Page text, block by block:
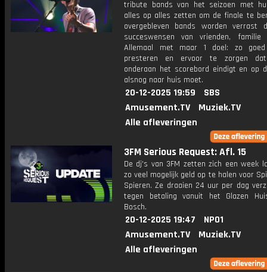
tribute bands van het seizoen met
alles op alles zetten om de finale te
overgebleven bands worden verrast
succeswensen van vrienden,
Allemaal met maar 1 doel: zo goed
presteren en ervoor te zorgen
onderaan het scorebord eindigt en op
alsnog naar huis moet.
20-12-2025 19:59
SBS
Amusement.TV
Muziek.TV
Alle afleveringen
3FM Serious Request: Afl. 15
De dj's van 3FM zetten zich een week
zo veel mogelijk geld op te halen voor
Spieren. Ze draaien 24 uur per dag
tegen betaling vanuit het Glazen
Bosch.
20-12-2025 19:47
NPO1
Amusement.TV
Muziek.TV
Alle afleveringen